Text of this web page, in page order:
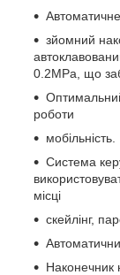
зйомний
0.2MPa, що
роботи
мобільність.
Система
місці
скейлінг,
Наконечник